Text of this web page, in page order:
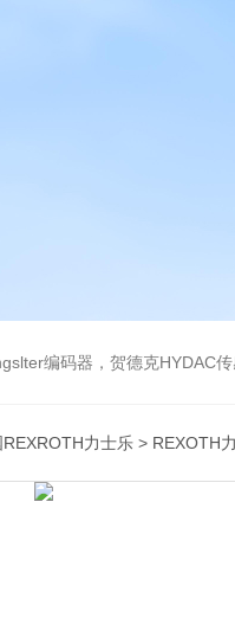
HYDAC传感器，阿斯卡ASCO电磁阀，阿托斯ATOS阀
REXROTH力士乐 > REXOTH